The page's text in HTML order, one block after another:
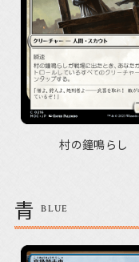
村の鐘鳴らし
青 BLUE